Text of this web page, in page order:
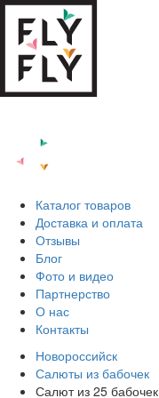
Каталог товаров
Доставка и оплата
Отзывы
Блог
Фото и видео
Партнерство
О нас
Контакты
Новороссийск
Салюты из бабочек
Салют из 25 бабочек